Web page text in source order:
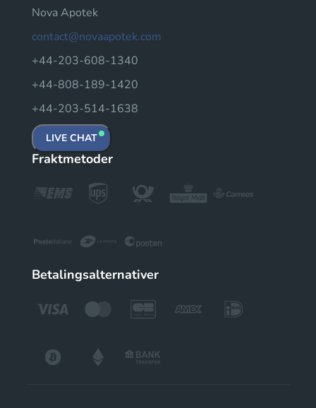
Nova Apotek
contact@novaapotek.com
+44-203-608-1340
+44-808-189-1420
+44-203-514-1638
LIVE CHAT
Fraktmetoder
Betalingsalternativer